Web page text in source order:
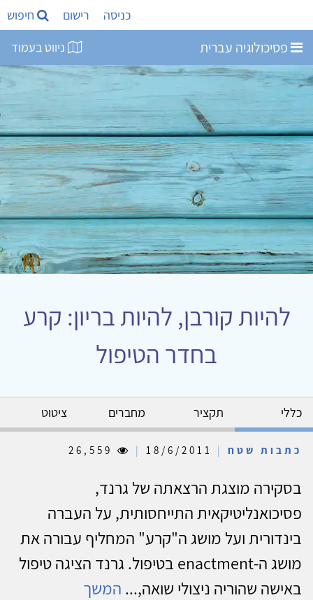
כניסה רישום חיפוש
פסיכולוגיה עברית ניווט בעמוד
להיות קורבן, להיות בריון: קרע
בחדר הטיפול
כללי תקציר מחברים ציטוט
כתבות שטח |
|
בסקירה מוצגת הרצאתה של גרנד,
פסיכואנליטיקאית התייחסותית, על העברה
בינדורית ועל מושג ה"קרע" המחליף עבורה את
מושג ה-enactment בטיפול. גרנד הציגה טיפול
באישה שהוריה ניצולי שואה,... המשך